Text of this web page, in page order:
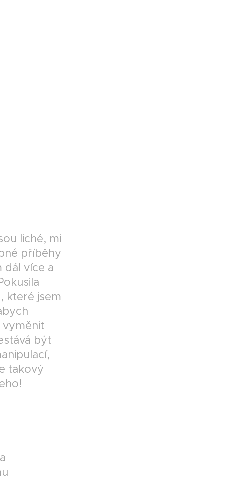
liché, mi
příběhy
dál více a
které jsem
vyměnit
být
takový